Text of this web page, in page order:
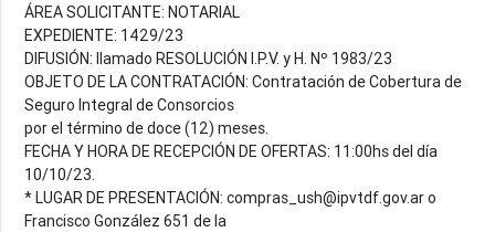
ÁREA SOLICITANTE: NOTARIAL
EXPEDIENTE: 1429/23
DIFUSIÓN: llamado RESOLUCIÓN I.P.V. y H. Nº 1983/23
OBJETO DE LA CONTRATACIÓN: Contratación de Cobertura de
Seguro Integral de Consorcios
por el término de doce (12) meses.
FECHA Y HORA DE RECEPCIÓN DE OFERTAS: 11:00hs del día
10/10/23.
* LUGAR DE PRESENTACIÓN: compras_ush@ipvtdf.gov.ar o
Francisco González 651 de la